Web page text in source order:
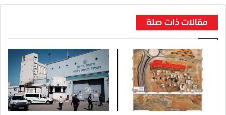
مقالات ذات صلة